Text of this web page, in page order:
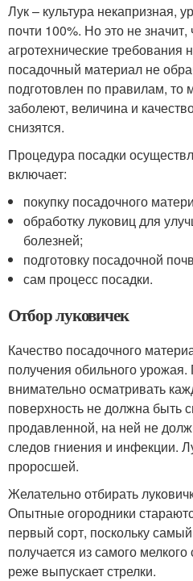
Лук – культура некапризная,
почти 100%. Но это не значит,
агротехнические требования
посадочный материал не
подготовлен по правилам, то
заболеют, величина и
снизятся.
Процедура посадки
включает:
покупку посадочного
обработку луковиц для
болезней;
подготовку посадочной
сам процесс посадки.
Отбор луковичек
Качество посадочного
получения обильного урожая.
внимательно осматривать
поверхность не должна быть
продавленной, на ней не
следов гниения и инфекции.
проросшей.
Желательно отбирать
Опытные огородники
первый сорт, поскольку
получается из самого
реже выпускает стрелки.